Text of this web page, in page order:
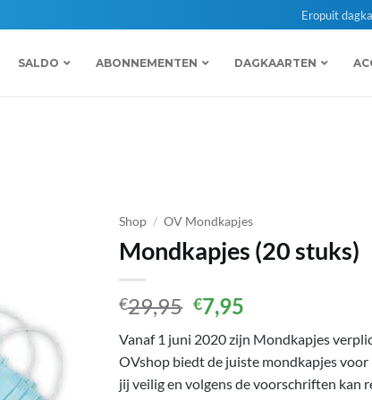
Eropuit
SALDO ABONNEMENTEN DAGKAARTEN
Shop / OV Mondkapjes
Mondkapjes (20 stuks)
€29,95 Oorspronkelijke
prijs
was:
€29,95.
€7,95
is:
€7,95.
Vanaf 1 juni 2020 zijn Mondkapjes
OVshop biedt de juiste mondkapjes
jij veilig en volgens de voorschriften kan